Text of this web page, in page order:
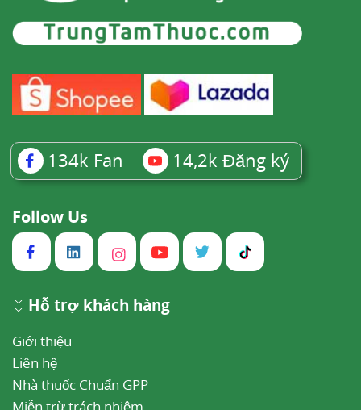
134k Fan 14,2k Đăng ký
Follow Us
Hỗ trợ khách hàng
Giới thiệu
Liên hệ
Nhà thuốc Chuẩn GPP
Miễn trừ trách nhiệm